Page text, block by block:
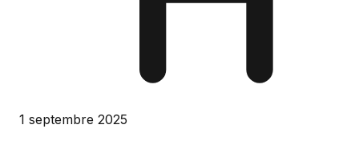
1 septembre 2025